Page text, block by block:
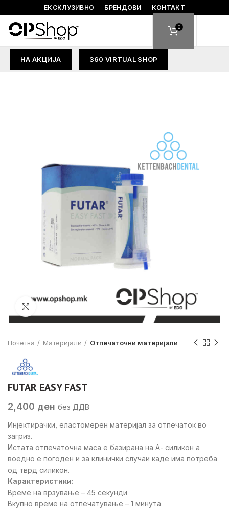
ЕКСКЛУЗИВНО БРЕНДОВИ КОНТАКТ
0
НА АКЦИЈА 360 VIRTUAL SHOP
Почетна Материјали Отпечаточни материјали
FUTAR EASY FAST
2,400 ден без ДДВ
Инјектирачки, еластомерен материјал за отпечаток во
загриз.
Истата отпечаточна маса е базирана на А- силикон а
воедно е погоден и за клинички случаи каде има потреба
од тврд силикон.
Карактеристики:
Време на врзување – 45 секунди
Вкупно време на отпечатување – 1 минута